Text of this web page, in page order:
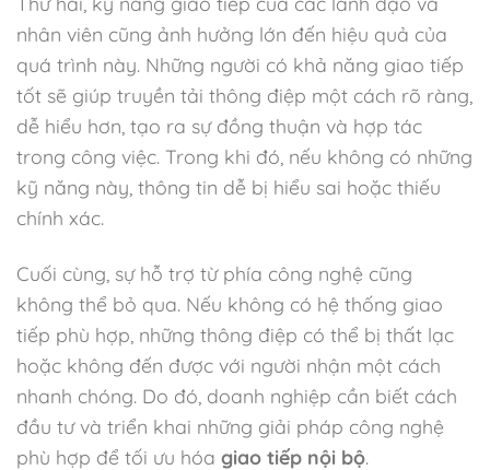
nhân viên cũng ảnh hưởng lớn đến hiệu quả của
quá trình này. Những người có khả năng giao tiếp
tốt sẽ giúp truyền tải thông điệp một cách rõ ràng,
dễ hiểu hơn, tạo ra sự đồng thuận và hợp tác
trong công việc. Trong khi đó, nếu không có những
kỹ năng này, thông tin dễ bị hiểu sai hoặc thiếu
chính xác.
Cuối cùng, sự hỗ trợ từ phía công nghệ cũng
không thể bỏ qua. Nếu không có hệ thống giao
tiếp phù hợp, những thông điệp có thể bị thất lạc
hoặc không đến được với người nhận một cách
nhanh chóng. Do đó, doanh nghiệp cần biết cách
đầu tư và triển khai những giải pháp công nghệ
phù hợp để tối ưu hóa giao tiếp nội bộ.